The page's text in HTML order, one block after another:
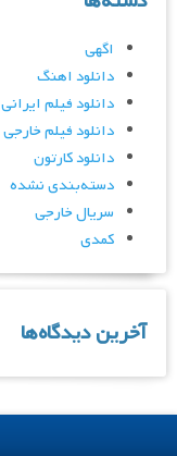
اگهی
دانلود اهنگ
دانلود فیلم ایرانی
دانلود فیلم خارجی
دانلود کارتون
دسته‌بندی نشده
سریال خارجی
کمدی
آخرین دیدگاه‌ها